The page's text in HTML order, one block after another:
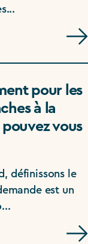
pour les
à la
vous
définissons le
est un